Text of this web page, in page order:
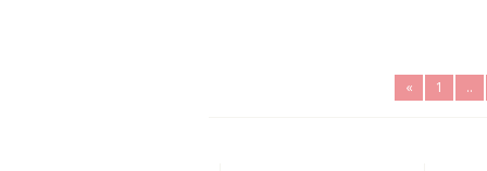
« 1 ..